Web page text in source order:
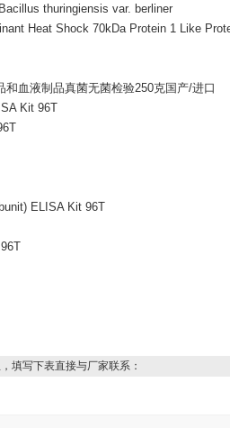
thuringiensis var. berliner
Heat Shock 70kDa Protein 1 Like
血液制品真菌无菌检验250克国产/进口
Kit 96T
ELISA Kit 96T
填写下表直接与厂家联系：